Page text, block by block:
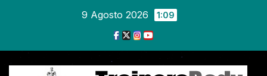
9 Agosto 2026 1:09